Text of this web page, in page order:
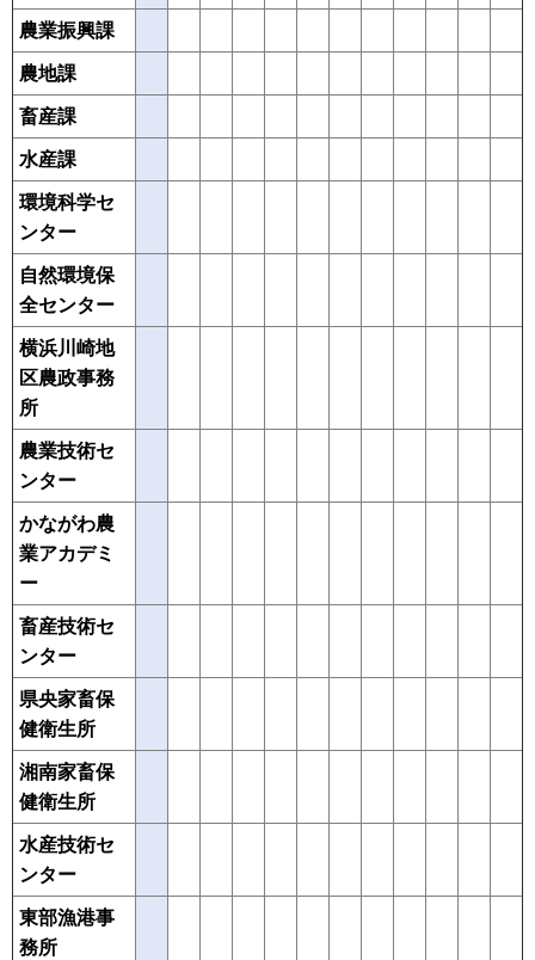
農業振興課
農地課
畜産課
水産課
環境科学セ
ンター
自然環境保
全センター
横浜川崎地
区農政事務
所
農業技術セ
ンター
かながわ農
業アカデミ
ー
畜産技術セ
ンター
県央家畜保
健衛生所
湘南家畜保
健衛生所
水産技術セ
ンター
東部漁港事
務所